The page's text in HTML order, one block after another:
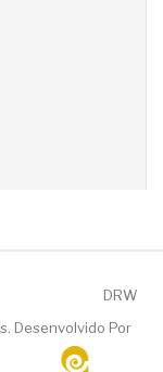
DRW
Desenvolvido Por